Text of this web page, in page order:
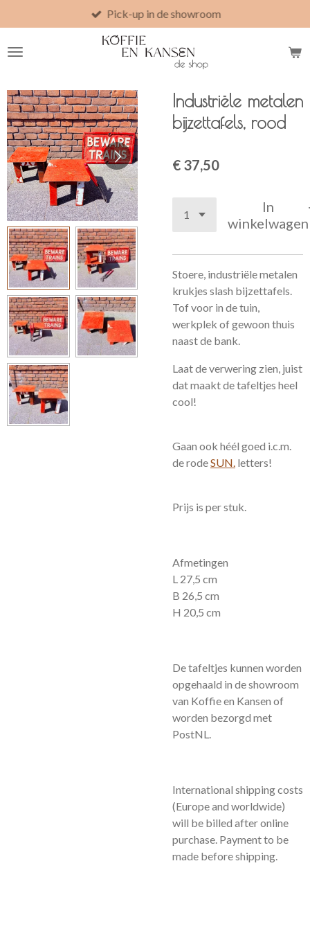
direct
naar
Pick-up in de showroom
Industriële metalen
bijzettafels, rood
€ 37,50
In
winkelwagen
Stoere, industriële metalen
krukjes slash bijzettafels.
Tof voor in de tuin,
werkplek of gewoon thuis
naast de bank.
Laat de verwering zien, juist
dat maakt de tafeltjes heel
cool!
Gaan ook héél goed i.c.m.
de rodeSUN. letters!
Prijs is per stuk.
Afmetingen
L 27,5 cm
B 26,5 cm
H 20,5 cm
De tafeltjes kunnen worden
opgehaald in de showroom
van Koffie en Kansen of
worden bezorgd met
PostNL.
International shipping costs
(Europe and worldwide)
will be billed after online
purchase. Payment to be
made before shipping.